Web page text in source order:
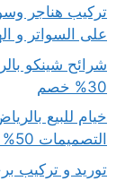
على السواتر و
شرائح شينكو
30% خصم
خيام للبيع
التصميمات 50% خصم
توريد و تركيب